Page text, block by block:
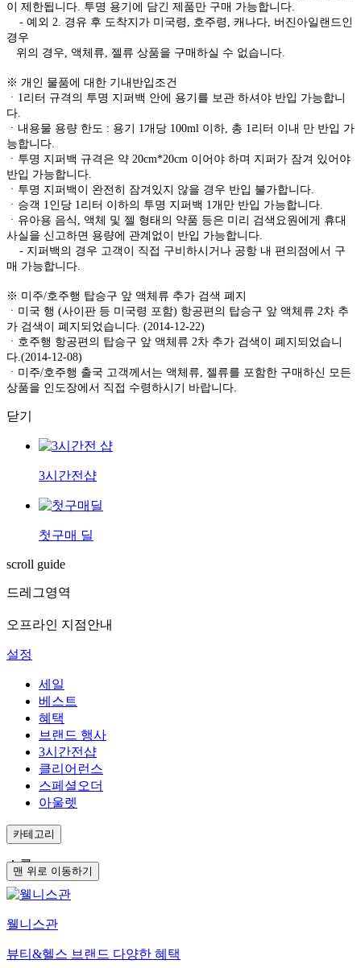
맨 위로 이동하기
이 제한됩니다. 투명 용기에 담긴 제품만 구매 가능합니다.
- 예외 2. 경유 후 도착지가 미국령, 호주령, 캐나다, 버진아일랜드인
경우
위의 경우, 액체류, 젤류 상품을 구매하실 수 없습니다.
※ 개인 물품에 대한 기내반입조건
ㆍ1리터 규격의 투명 지퍼백 안에 용기를 보관 하셔야 반입 가능합니
다.
ㆍ내용물 용량 한도 : 용기 1개당 100ml 이하, 총 1리터 이내 만 반입 가
능합니다.
ㆍ투명 지퍼백 규격은 약 20cm*20cm 이어야 하며 지퍼가 잠겨 있어야
반입 가능합니다.
ㆍ투명 지퍼백이 완전히 잠겨있지 않을 경우 반입 불가합니다.
ㆍ승객 1인당 1리터 이하의 투명 지퍼백 1개만 반입 가능합니다.
ㆍ유아용 음식, 액체 및 젤 형태의 약품 등은 미리 검색요원에게 휴대
사실을 신고하면 용량에 관계없이 반입 가능합니다.
- 지퍼백의 경우 고객이 직접 구비하시거나 공항 내 편의점에서 구
매 가능합니다.
※ 미주/호주행 탑승구 앞 액체류 추가 검색 폐지
ㆍ미국 행 (사이판 등 미국령 포함) 항공편의 탑승구 앞 액체류 2차 추
가 검색이 폐지되었습니다. (2014-12-22)
ㆍ호주행 항공편의 탑승구 앞 액체류 2차 추가 검색이 폐지되었습니
다.(2014-12-08)
ㆍ미주/호주행 출국 고객께서는 액체류, 젤류를 포함한 구매하신 모든
상품을 인도장에서 직접 수령하시기 바랍니다.
닫기
3시간전샵
첫구매 딜
scroll guide
드레그영역
오프라인 지점안내
설정
세일
베스트
혜택
브랜드 행사
3시간전샵
클리어런스
스페셜오더
아울렛
카테고리
쇼룸
웰니스관
뷰티&헬스 브랜드 다양한 혜택